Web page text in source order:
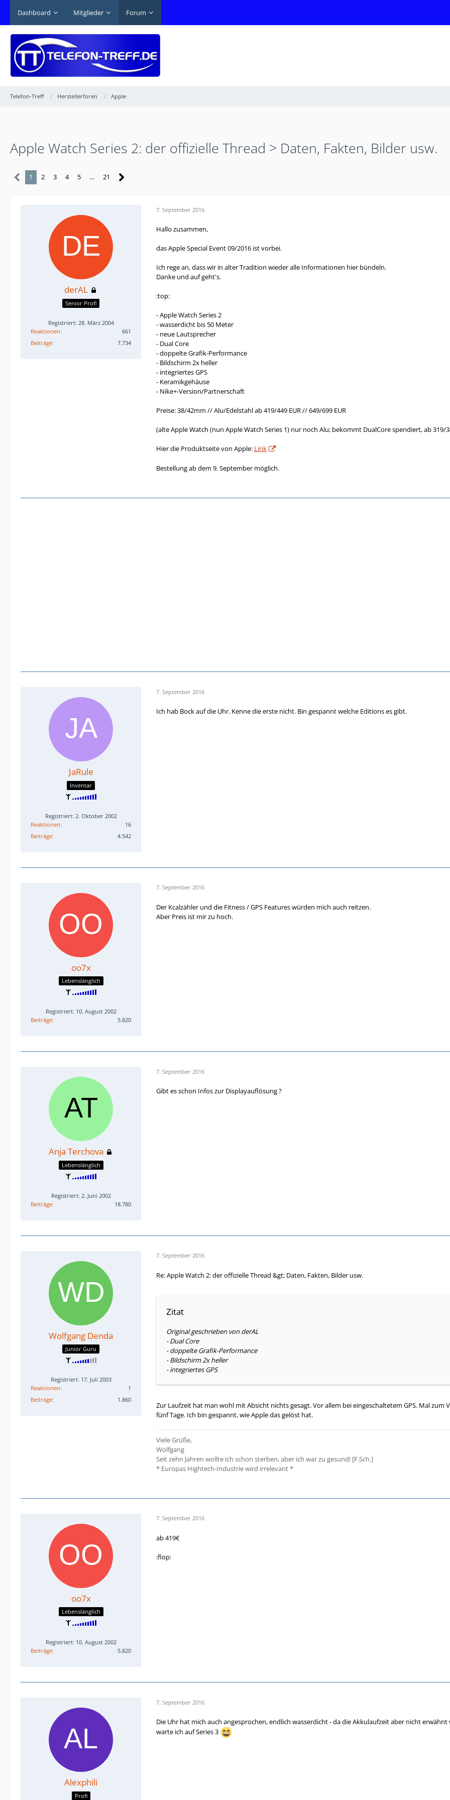
Dashboard Mitglieder Forum
Telefon-Treff Herstellerforen Apple
Apple Watch Series 2: der offizielle Thread > Daten, Fakten, Bilder usw.
1 2 3 4 5 … 21
derAL
Senior Profi
Registriert: 28. März 2004
Reaktionen
661
Beiträge
7.734
7. September 2016
Hallo zusammen,
das Apple Special Event 09/2016 ist vorbei.
Ich rege an, dass wir in alter Tradition wieder alle Informationen hier bündeln.
Danke und auf geht's.
:top:
- Apple Watch Series 2
- wasserdicht bis 50 Meter
- neue Lautsprecher
- Dual Core
- doppelte Grafik-Performance
- Bildschirm 2x heller
- integriertes GPS
- Keramikgehäuse
- Nike+-Version/Partnerschaft
Preise: 38/42mm // Alu/Edelstahl ab 419/449 EUR // 649/699 EUR
(alte Apple Watch (nun Apple Watch Series 1) nur noch Alu; bekommt DualCore spendiert, ab 319/
Hier die Produktseite von Apple: Link
Bestellung ab dem 9. September möglich.
JaRule
Inventar
Registriert: 2. Oktober 2002
Reaktionen
16
Beiträge
4.542
7. September 2016
Ich hab Bock auf die Uhr. Kenne die erste nicht. Bin gespannt welche Editions es gibt.
oo7x
Lebenslänglich
Registriert: 10. August 2002
Beiträge
5.820
7. September 2016
Der Kcalzähler und die Fitness / GPS Features würden mich auch reitzen.
Aber Preis ist mir zu hoch.
Anja Terchova
Lebenslänglich
Registriert: 2. Juni 2002
Beiträge
18.780
7. September 2016
Gibt es schon Infos zur Displayauflösung ?
Wolfgang Denda
Junior Guru
Registriert: 17. Juli 2003
Reaktionen
1
Beiträge
1.860
7. September 2016
Re: Apple Watch 2: der offizielle Thread &gt; Daten, Fakten, Bilder usw.
Zitat
Original geschrieben von derAL
- Dual Core
- doppelte Grafik-Performance
- Bildschirm 2x heller
- integriertes GPS
Zur Laufzeit hat man wohl mit Absicht nichts gesagt. Vor allem bei eingeschaltetem GPS. Mal
fünf Tage. Ich bin gespannt, wie Apple das gelöst hat.
Viele Grüße,
Wolfgang
Seit zehn Jahren wollte ich schon sterben, aber ich war zu gesund! [F.Sch.]
* Europas Hightech-Industrie wird irrelevant *
oo7x
Lebenslänglich
Registriert: 10. August 2002
Beiträge
5.820
7. September 2016
ab 419€
:flop:
Alexphili
Profi
7. September 2016
Die Uhr hat mich auch angesprochen, endlich wasserdicht - da die Akkulaufzeit aber nicht
warte ich auf Series 3